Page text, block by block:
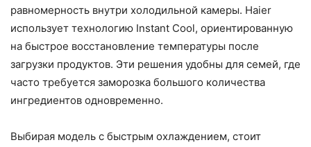
равномерность внутри холодильной камеры. Haier
использует технологию Instant Cool, ориентированную
на быстрое восстановление температуры после
загрузки продуктов. Эти решения удобны для семей, где
часто требуется заморозка большого количества
ингредиентов одновременно.
Выбирая модель с быстрым охлаждением, стоит